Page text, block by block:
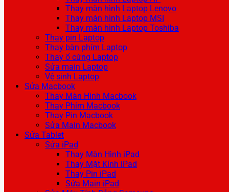
Thay màn hình Laptop Lenovo
Thay màn hình Laptop MSI
Thay màn hình Laptop Toshiba
Thay pin Laptop
Thay bàn phím Laptop
Thay ổ cứng Laptop
Sửa main Laptop
Vệ sinh Laptop
Sửa Macbook
Thay Màn Hình Macbook
Thay Phím Macbook
Thay Pin Macbook
Sửa Main Macbook
Sửa Tablet
Sửa iPad
Thay Màn Hình iPad
Thay Mặt Kính iPad
Thay Pin iPad
Sửa Main iPad